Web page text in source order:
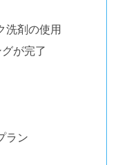
洗剤の使用
が完了
ラン